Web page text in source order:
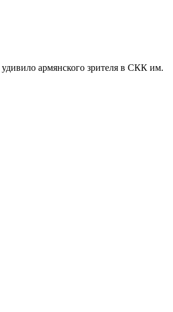
удивило армянского зрителя в СКК им.